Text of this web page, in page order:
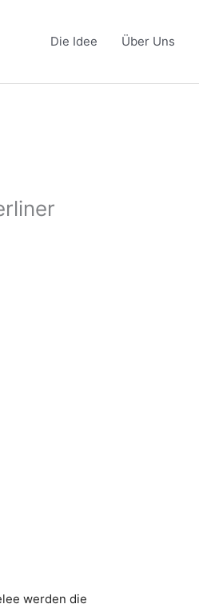
Die Idee Über Uns
werden die